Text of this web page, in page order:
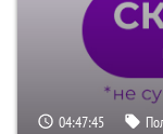
04:47:44